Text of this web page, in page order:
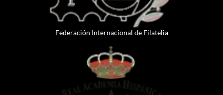
Federación Internacional de Filatelia